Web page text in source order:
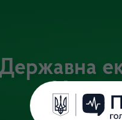
Державна